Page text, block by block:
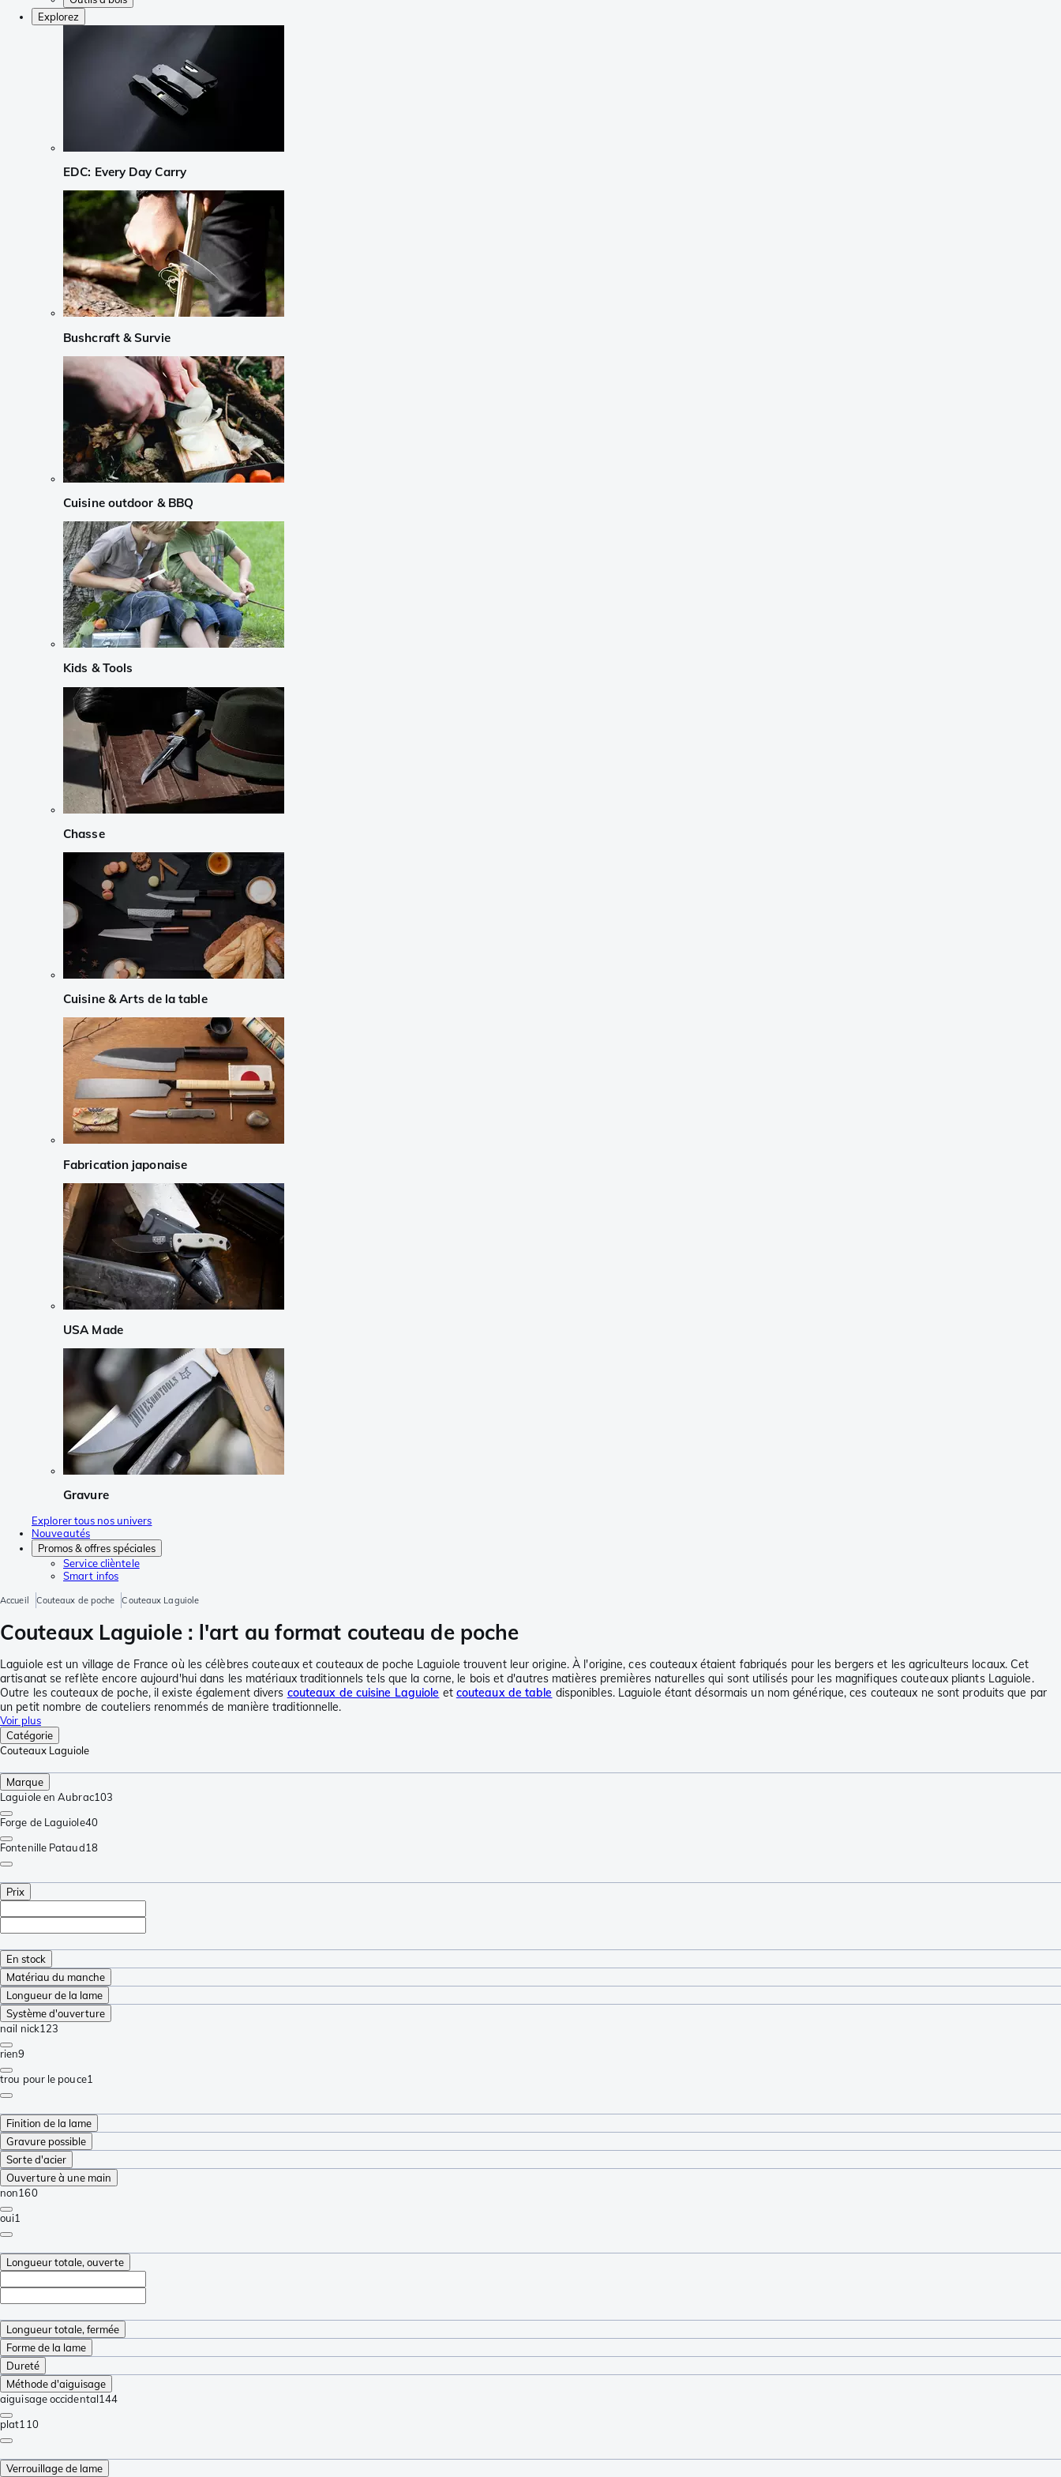
Explorez
EDC: Every Day Carry
Bushcraft & Survie
Cuisine outdoor & BBQ
Kids & Tools
Chasse
Cuisine & Arts de la table
Fabrication japonaise
USA Made
Gravure
Explorer tous nos univers
Nouveautés
Promos & offres spéciales
Service clièntele
Smart infos
Accueil Couteaux de poche Couteaux Laguiole
Couteaux Laguiole : l'art au format couteau de poche
Laguiole est un village de France où les célèbres couteaux et couteaux de poche Laguiole trouvent leur origine. À l'origine, ces couteaux étaient fabriqués pour les bergers et les agriculteurs locaux. Cet
artisanat se reflète encore aujourd'hui dans les matériaux traditionnels tels que la corne, le bois et d'autres matières premières naturelles qui sont utilisés pour les magnifiques couteaux pliants Laguiole.
Outre les couteaux de poche, il existe également divers couteaux de cuisine Laguiole et couteaux de table disponibles. Laguiole étant désormais un nom générique, ces couteaux ne sont produits que par
un petit nombre de couteliers renommés de manière traditionnelle.
Voir plus
Catégorie
Couteaux Laguiole
Marque
Laguiole en Aubrac103
Forge de Laguiole40
Fontenille Pataud18
Prix
En stock
Matériau du manche
Longueur de la lame
Système d'ouverture
nail nick123
rien9
trou pour le pouce1
Finition de la lame
Gravure possible
Sorte d'acier
Ouverture à une main
non160
oui1
Longueur totale, ouverte
Longueur totale, fermée
Forme de la lame
Dureté
Méthode d'aiguisage
aiguisage occidental144
plat110
Verrouillage de lame